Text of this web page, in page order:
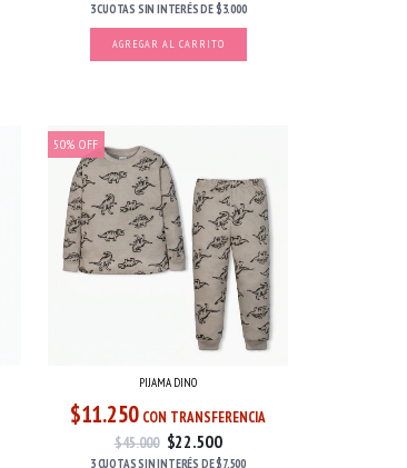
3 CUOTAS SIN INTERÉSDE$3.000
AGREGAR AL CARRITO
50%OFF
PIJAMA DINO
$11.250 CON TRANSFERENCIA
$45.000 $22.500
3 CUOTASSIN INTERÉS DE$7.500